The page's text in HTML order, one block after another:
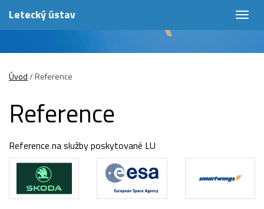
Letecký ústav
Úvod/Reference
Reference
Reference na služby poskytované LU